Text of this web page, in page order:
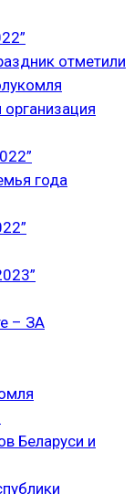
отметили
организация
года
– ЗА
Беларуси и